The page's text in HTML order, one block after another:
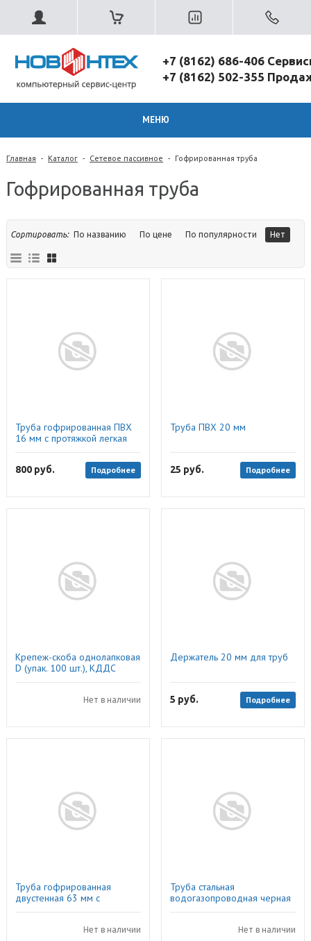
+7 (8162) 686-406
+7 (8162) 502-355
МЕНЮ
Главная - Каталог - Сетевое пассивное - Гофрированная труба
Гофрированная труба
Сортировать: По названию По цене По популярности Нет
Труба гофрированная ПВХ
16 мм с протяжкой легкая
800 руб. Подробнее
Труба ПВХ 20 мм
25 руб. Подробнее
Крепеж-скоба однолапковая
D (упак. 100 шт.), КДДС
Нет в наличии
Держатель 20 мм для труб
5 руб. Подробнее
Труба гофрированная
двустенная 63 мм с
Нет в наличии
Труба стальная
водогазопроводная черная
Нет в наличии